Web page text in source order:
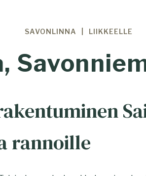
SAVONLINNA LIIKKEELLE
rannoille